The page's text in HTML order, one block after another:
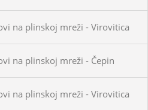
na plinskoj mreži - Virovitica
na plinskoj mreži - Čepin
na plinskoj mreži - Virovitica